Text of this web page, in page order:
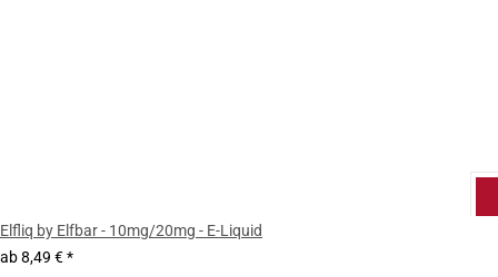
Elfliq by Elfbar - 10mg/20mg - E-Liquid
ab8,49 €*